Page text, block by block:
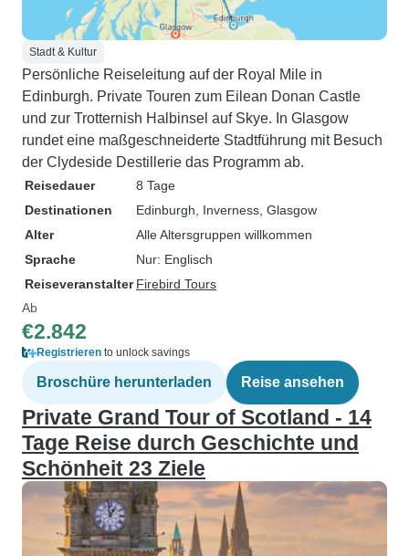
Stadt & Kultur
Persönliche Reiseleitung auf der Royal Mile in
Edinburgh. Private Touren zum Eilean Donan Castle
und zur Trotternish Halbinsel auf Skye. In Glasgow
rundet eine maßgeschneiderte Stadtführung mit Besuch
der Clydeside Destillerie das Programm ab.
Reisedauer
8 Tage
Destinationen
Edinburgh , Inverness , Glasgow
Alter
Alle Altersgruppen willkommen
Sprache
Nur: Englisch
Reiseveranstalter Firebird Tours
Ab
€2.842
Registrieren to unlock savings
Broschüre herunterladen Reise ansehen
Private Grand Tour of Scotland - 14
Tage Reise durch Geschichte und
Schönheit 23 Ziele